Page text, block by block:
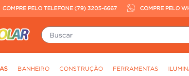
COMPRE PELO TELEFONE (79) 3205-6667 COMPRE PELO
Buscar
BANHEIRO CONSTRUÇÃO FERRAMENTAS